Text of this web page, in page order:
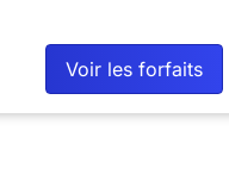
Voir les forfaits